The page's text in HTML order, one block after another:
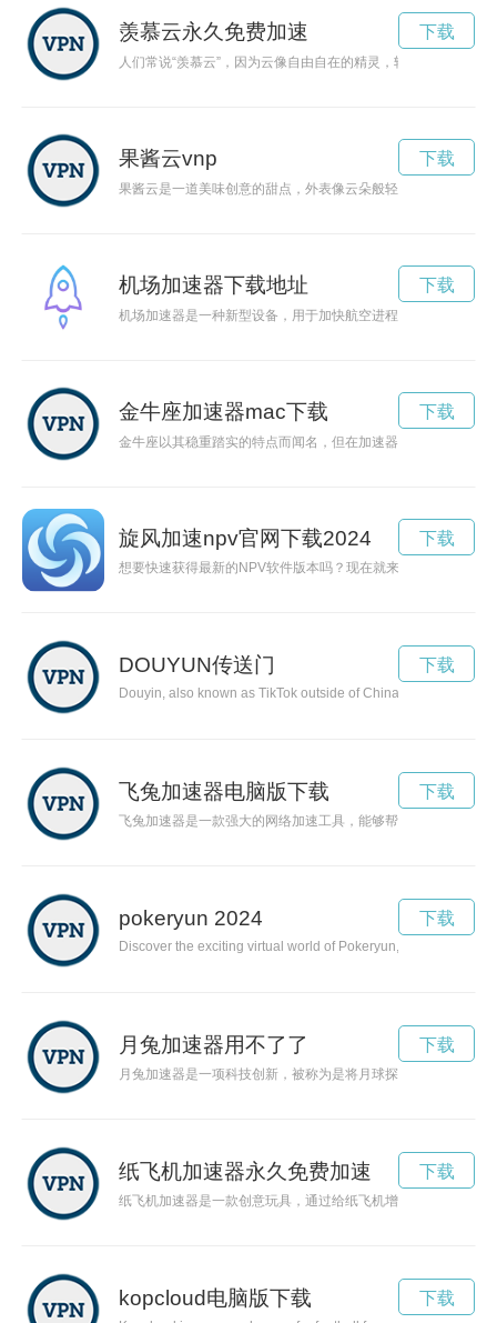
羡慕云永久免费加速
人们常说“羡慕云”，因为云像自由自在的精灵，轻盈飘逸，自
下载
果酱云vnp
果酱云是一道美味创意的甜点，外表像云朵般轻盈柔软，内里
下载
机场加速器下载地址
机场加速器是一种新型设备，用于加快航空进程，提高机场运
下载
金牛座加速器mac下载
金牛座以其稳重踏实的特点而闻名，但在加速器的作用下，金
下载
旋风加速npv官网下载2024
想要快速获得最新的NPV软件版本吗？现在就来体验旋风加速
下载
DOUYUN传送门
Douyin, also known as TikTok outside of China, has rapidly
下载
飞兔加速器电脑版下载
飞兔加速器是一款强大的网络加速工具，能够帮助用户解决网
下载
pokeryun 2024
Discover the exciting virtual world of Pokeryun, where
下载
月兔加速器用不了了
月兔加速器是一项科技创新，被称为是将月球探索工作进行到底
下载
纸飞机加速器永久免费加速
纸飞机加速器是一款创意玩具，通过给纸飞机增加动力，使其
下载
kopcloud电脑版下载 下载